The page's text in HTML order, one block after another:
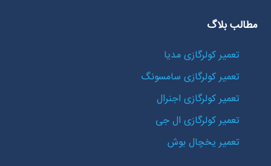
مطالب بلاگ
تعمیر کولرگازی مدیا
تعمیر کولرگازی سامسونگ
تعمیر کولرگازی اجنرال
تعمیر کولرگازی ال جی
تعمیر یخچال بوش